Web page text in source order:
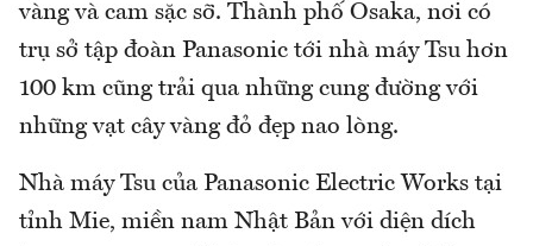
vàng và cam sặc sỡ. Thành phố Osaka, nơi có
trụ sở tập đoàn Panasonic tới nhà máy Tsu hơn
100 km cũng trải qua những cung đường với
những vạt cây vàng đỏ đẹp nao lòng.
Nhà máy Tsu của Panasonic Electric Works tại
tỉnh Mie, miền nam Nhật Bản với diện dích